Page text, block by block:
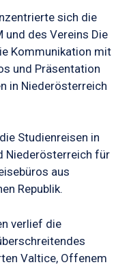
sich die
und des Vereins Die
Kommunikation mit
und Präsentation
in Niederösterreich
Studienreisen in
Niederösterreich für
aus
Republik.
verlief die
Valtice, Offenem